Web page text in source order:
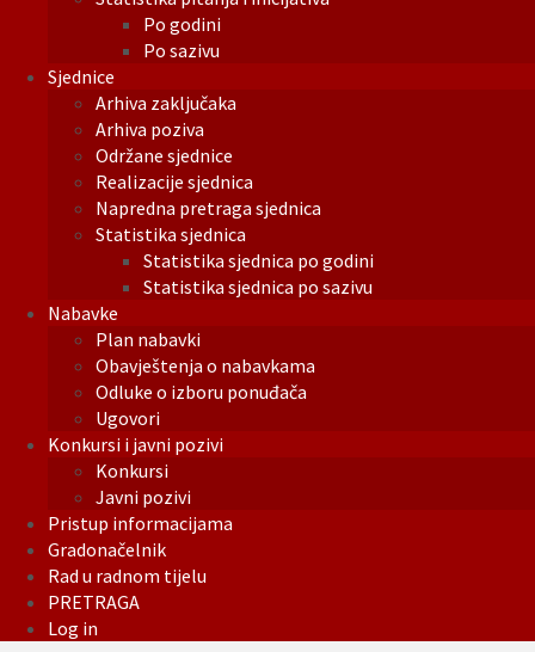
Po godini
Po sazivu
Sjednice
Arhiva zaključaka
Arhiva poziva
Održane sjednice
Realizacije sjednica
Napredna pretraga sjednica
Statistika sjednica
Statistika sjednica po godini
Statistika sjednica po sazivu
Nabavke
Plan nabavki
Obavještenja o nabavkama
Odluke o izboru ponuđača
Ugovori
Konkursi i javni pozivi
Konkursi
Javni pozivi
Pristup informacijama
Gradonačelnik
Rad u radnom tijelu
PRETRAGA
Log in